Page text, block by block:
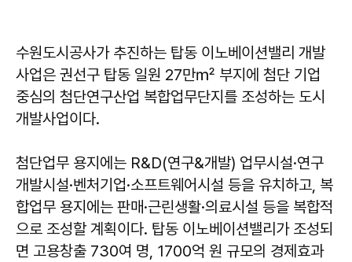
수원도시공사가 추진하는 탑동 이노베이션밸리 개발
사업은 권선구 탑동 일원 27만㎡ 부지에 첨단 기업
중심의 첨단연구산업 복합업무단지를 조성하는 도시
개발사업이다.
첨단업무 용지에는 R&D(연구&개발) 업무시설·연구
개발시설·벤처기업·소프트웨어시설 등을 유치하고, 복
합업무 용지에는 판매·근린생활·의료시설 등을 복합적
으로 조성할 계획이다. 탑동 이노베이션밸리가 조성되
면 고용창출 730여 명, 1700억 원 규모의 경제효과